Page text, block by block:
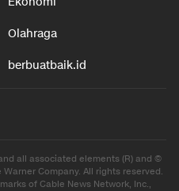
Olahraga
berbuatbaik.id
all associated elements (R) and ©
Company. All rights reserved.
of Cable News Network, Inc.,